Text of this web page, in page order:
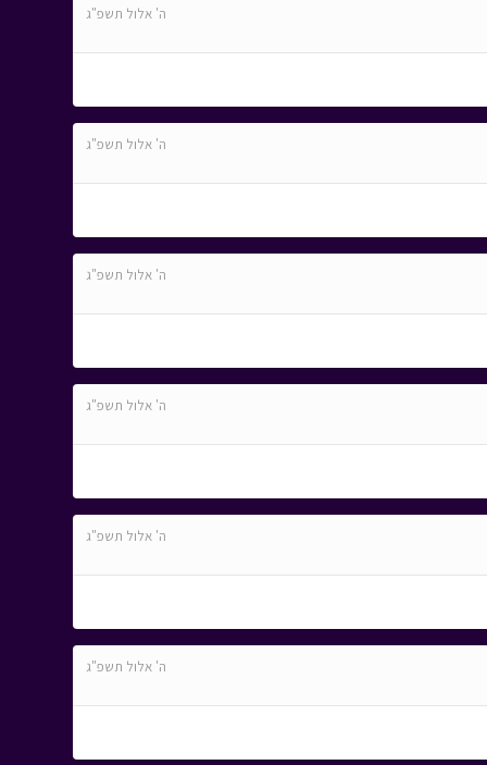
ה' אלול תשפ"ג
ה' אלול תשפ"ג
ה' אלול תשפ"ג
ה' אלול תשפ"ג
ה' אלול תשפ"ג
ה' אלול תשפ"ג